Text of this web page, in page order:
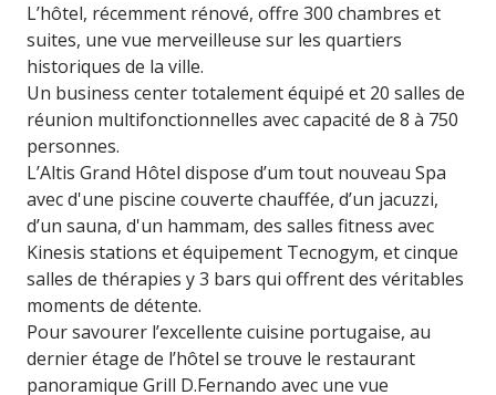
L’hôtel, récemment rénové, offre 300 chambres et
suites, une vue merveilleuse sur les quartiers
historiques de la ville.
Un business center totalement équipé et 20 salles de
réunion multifonctionnelles avec capacité de 8 à 750
personnes.
L’Altis Grand Hôtel dispose d’um tout nouveau Spa
avec d'une piscine couverte chauffée, d’un jacuzzi,
d’un sauna, d'un hammam, des salles fitness avec
Kinesis stations et équipement Tecnogym, et cinque
salles de thérapies y 3 bars qui offrent des véritables
moments de détente.
Pour savourer l’excellente cuisine portugaise, au
dernier étage de l’hôtel se trouve le restaurant
panoramique Grill D.Fernando avec une vue